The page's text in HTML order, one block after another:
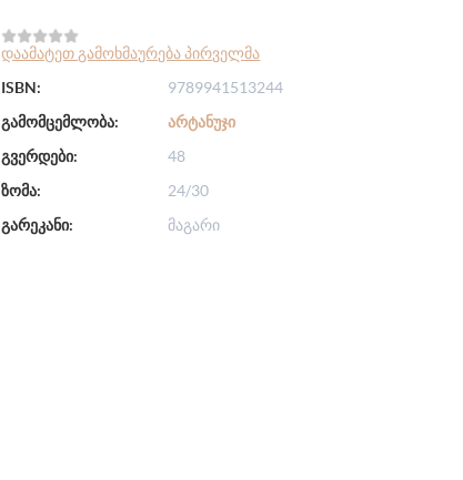
დაამატეთ გამოხმაურება პირველმა
ISBN:
9789941513244
გამომცემლობა:
ᲐᲠᲢᲐᲜᲣᲯᲘ
გვერდები:
48
ზომა:
24/30
გარეკანი:
მაგარი